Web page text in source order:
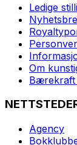
Ledige
Om
Bærekraft
Agency